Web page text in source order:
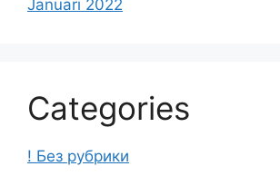
Januari 2022
Categories
! Без рубрики